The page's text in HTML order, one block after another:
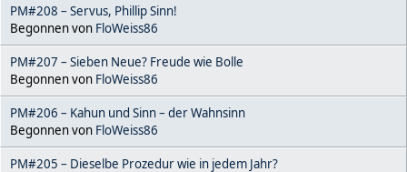
PM#208 – Servus, Phillip Sinn!
Begonnen von FloWeiss86
PM#207 – Sieben Neue? Freude wie Bolle
Begonnen von FloWeiss86
PM#206 – Kahun und Sinn – der Wahnsinn
Begonnen von FloWeiss86
PM#205 – Dieselbe Prozedur wie in jedem Jahr?